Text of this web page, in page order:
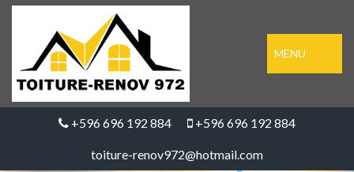
MENU
+596 696 192 884 +596 696 192 884
toiture-renov972@hotmail.com